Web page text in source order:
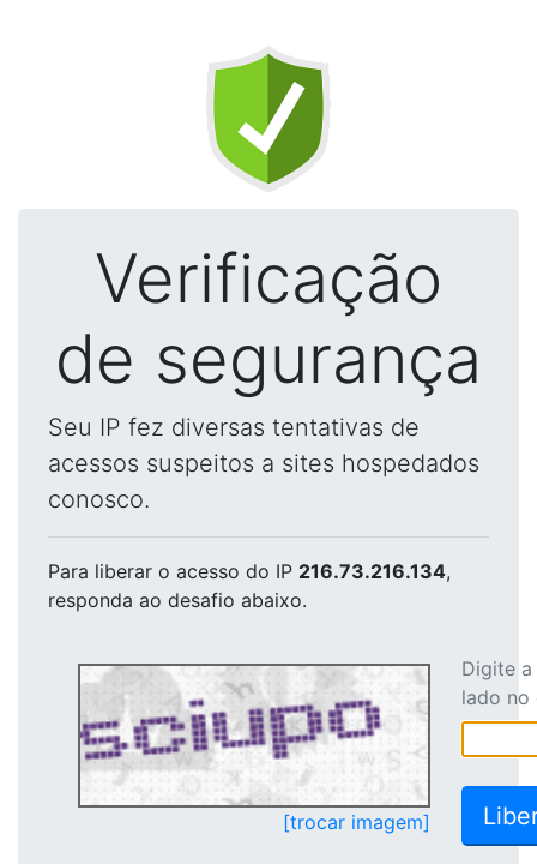
Verificação
de segurança
Seu IP fez diversas tentativas de
acessos suspeitos a sites hospedados
conosco.
Para liberar o acesso do IP 216.73.216.134,
responda ao desafio abaixo.
[trocar imagem]
Digite
lado no